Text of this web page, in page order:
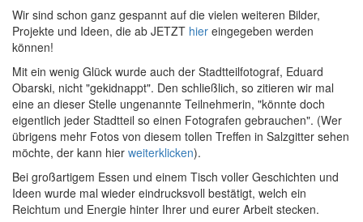
Wir sind schon ganz gespannt auf die vielen weiteren Bilder,
Projekte und Ideen, die ab JETZT hier eingegeben werden
können!
Mit ein wenig Glück wurde auch der Stadtteilfotograf, Eduard
Obarski, nicht "gekidnappt". Den schließlich, so zitieren wir mal
eine an dieser Stelle ungenannte Teilnehmerin, "könnte doch
eigentlich jeder Stadtteil so einen Fotografen gebrauchen". (Wer
übrigens mehr Fotos von diesem tollen Treffen in Salzgitter sehen
möchte, der kann hier weiterklicken).
Bei großartigem Essen und einem Tisch voller Geschichten und
Ideen wurde mal wieder eindrucksvoll bestätigt, welch ein
Reichtum und Energie hinter Ihrer und eurer Arbeit stecken.